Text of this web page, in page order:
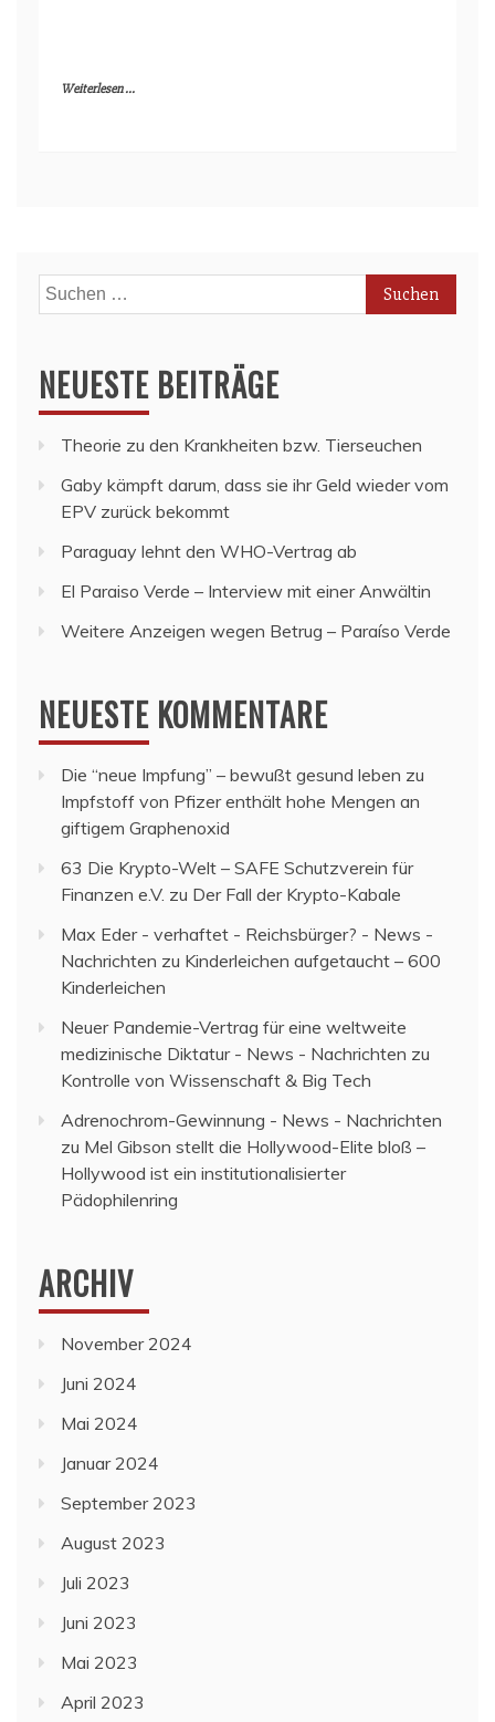
Weiterlesen ...
Suchen
nach:
NEUESTE BEITRÄGE
Theorie zu den Krankheiten bzw. Tierseuchen
Gaby kämpft darum, dass sie ihr Geld wieder vom
EPV zurück bekommt
Paraguay lehnt den WHO-Vertrag ab
El Paraiso Verde – Interview mit einer Anwältin
Weitere Anzeigen wegen Betrug – Paraíso Verde
NEUESTE KOMMENTARE
Die “neue Impfung” – bewußt gesund leben zu
Impfstoff von Pfizer enthält hohe Mengen an
giftigem Graphenoxid
63 Die Krypto-Welt – SAFE Schutzverein für
Finanzen e.V. zu Der Fall der Krypto-Kabale
Max Eder - verhaftet - Reichsbürger? - News -
Nachrichten zu Kinderleichen aufgetaucht – 600
Kinderleichen
Neuer Pandemie-Vertrag für eine weltweite
medizinische Diktatur - News - Nachrichten zu
Kontrolle von Wissenschaft & Big Tech
Adrenochrom-Gewinnung - News - Nachrichten
zu Mel Gibson stellt die Hollywood-Elite bloß –
Hollywood ist ein institutionalisierter
Pädophilenring
ARCHIV
November 2024
Juni 2024
Mai 2024
Januar 2024
September 2023
August 2023
Juli 2023
Juni 2023
Mai 2023
April 2023